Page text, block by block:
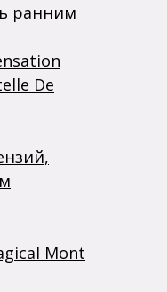
ранним
De
Mont